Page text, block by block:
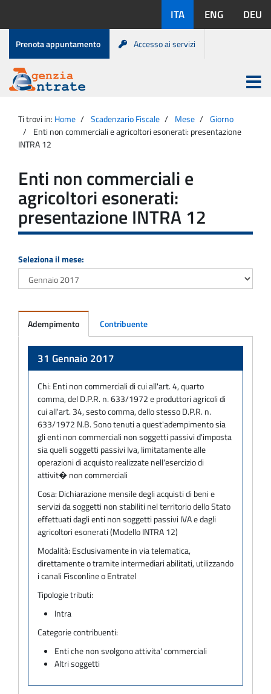
contenuto
disponibili:
ITA ENG DEU
Menu
di
servizio
Prenota appuntamento Accesso ai servizi
Agenzia
Entrate
Apri
menu
principale
Ti trovi in: Home Scadenzario Fiscale Mese
Giorno
Enti non commerciali e agricoltori esonerati: presentazione
INTRA 12
Enti non commerciali e
agricoltori esonerati:
presentazione INTRA 12
Seleziona il mese:
Adempimento Contribuente
31 Gennaio 2017
Chi: Enti non commerciali di cui all'art. 4, quarto
comma, del D.P.R. n. 633/1972 e produttori agricoli di
cui all'art. 34, sesto comma, dello stesso D.P.R. n.
633/1972 N.B. Sono tenuti a quest'adempimento sia
gli enti non commerciali non soggetti passivi d'imposta
sia quelli soggetti passivi Iva, limitatamente alle
operazioni di acquisto realizzate nell'esercizio di
attivit� non commerciali
Cosa: Dichiarazione mensile degli acquisti di beni e
servizi da soggetti non stabiliti nel territorio dello Stato
effettuati dagli enti non soggetti passivi IVA e dagli
agricoltori esonerati (Modello INTRA 12)
Modalità: Esclusivamente in via telematica,
direttamente o tramite intermediari abilitati, utilizzando
i canali Fisconline o Entratel
Tipologie tributi:
Intra
Categorie contribuenti:
Enti che non svolgono attivita' commerciali
Altri soggetti